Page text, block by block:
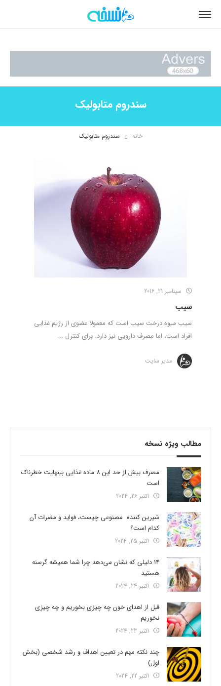
سندروم متابولیک
خانه سندروم متابولیک
سپتامبر 21, 2016
سیب
سیب میوه درخت سیب است که معمولا عضوی از رژیم غذایی
افراد است، اما مصرف دارویی نیز دارد. برای کنترل ...
مدیر سایت
مطالب ویژه نسخه
مصرف بیش از حد این 8 ماده غذایی بینهایت خطرناک
است
اکتبر 26, 2024
شیرین کننده مصنوعی چیست، فواید و مضرات آن
کدام است؟
اکتبر 25, 2024
14 دلیلی که نشان می‌دهد چرا شما همیشه گرسنه
هستید
اکتبر 24, 2024
قبل از اهدای خون چه چیزی بخوریم و چه چیزی
نخوریم
اکتبر 23, 2024
چند نکته مهم در تعیین اهداف و رشد شخصی (بخش
اول)
اکتبر 22, 2024